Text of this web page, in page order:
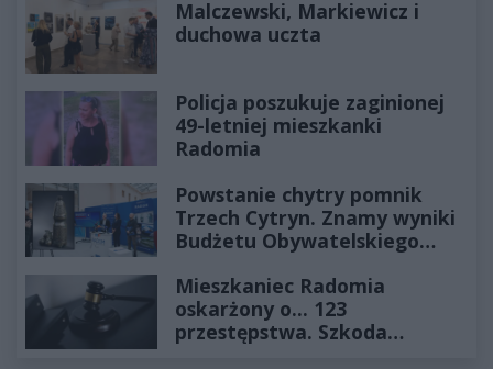
Malczewski, Markiewicz i
duchowa uczta
Policja poszukuje zaginionej
49-letniej mieszkanki
Radomia
Powstanie chytry pomnik
Trzech Cytryn. Znamy wyniki
Budżetu Obywatelskiego
Mieszkaniec Radomia
oskarżony o... 123
przestępstwa. Szkoda